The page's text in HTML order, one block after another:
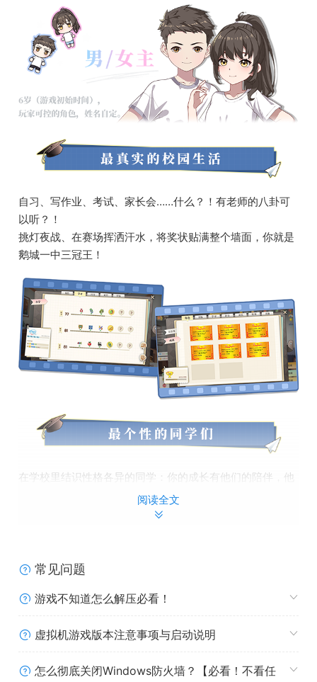
自习、写作业、考试、家长会……什么？！有老师的八卦可
以听？！
挑灯夜战、在赛场挥洒汗水，将奖状贴满整个墙面，你就是
鹅城一中三冠王！
在学校里结识性格各异的同学：你的成长有他们的陪伴，他
阅读全文
常见问题
游戏不知道怎么解压必看！
虚拟机游戏版本注意事项与启动说明
怎么彻底关闭Windows防火墙？【必看！不看任